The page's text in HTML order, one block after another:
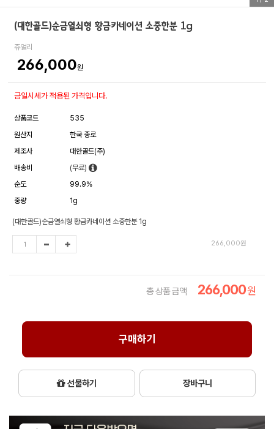
(대한골드)순금열쇠형 황금카네이션 소중한분 1g
쥬얼리
266,000원
금일시세가 적용된 가격입니다.
상품코드
535
원산지
한국 종로
제조사
대한골드(주)
배송비
(무료)
순도
99.9%
중량
1g
(대한골드)순금열쇠형 황금카네이션 소중한분 1g
266,000원
총 상품 금액 266,000원
구매하기
선물하기 장바구니